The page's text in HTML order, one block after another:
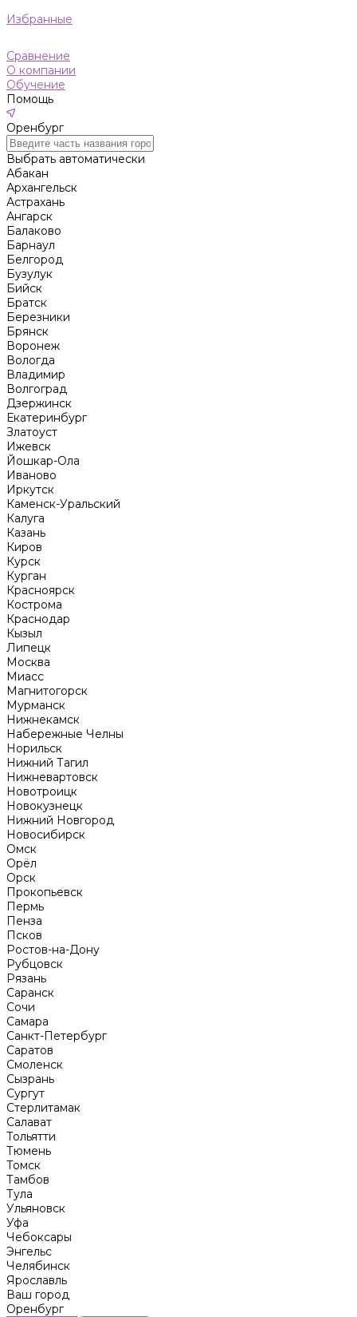
Избранные
Сравнение
О компании
Обучение
Помощь
Оренбург
Выбрать автоматически
Абакан
Архангельск
Астрахань
Ангарск
Балаково
Барнаул
Белгород
Бузулук
Бийск
Братск
Березники
Брянск
Воронеж
Вологда
Владимир
Волгоград
Дзержинск
Екатеринбург
Златоуст
Ижевск
Йошкар-Ола
Иваново
Иркутск
Каменск-Уральский
Калуга
Казань
Киров
Курск
Курган
Красноярск
Кострома
Краснодар
Кызыл
Липецк
Москва
Миасс
Магнитогорск
Мурманск
Нижнекамск
Набережные Челны
Норильск
Нижний Тагил
Нижневартовск
Новотроицк
Новокузнецк
Нижний Новгород
Новосибирск
Омск
Орёл
Орск
Прокопьевск
Пермь
Пенза
Псков
Ростов-на-Дону
Рубцовск
Рязань
Саранск
Сочи
Самара
Санкт-Петербург
Саратов
Смоленск
Сызрань
Сургут
Стерлитамак
Салават
Тольятти
Тюмень
Томск
Тамбов
Тула
Ульяновск
Уфа
Чебоксары
Энгельс
Челябинск
Ярославль
Ваш город
Оренбург